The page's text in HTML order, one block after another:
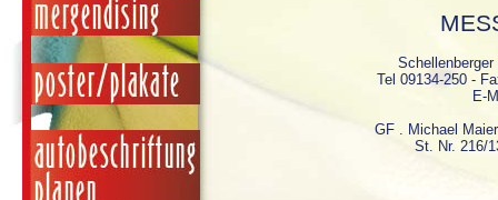
Tel 09134-250 -
E-
GF . Michael
St. Nr. 216/